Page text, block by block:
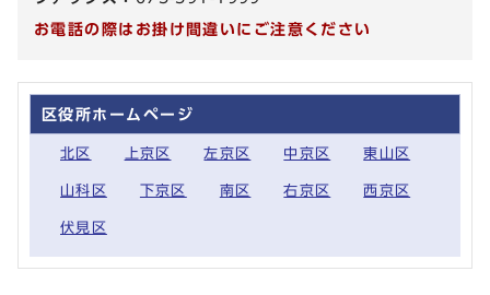
お電話の際はお掛け間違いにご注意ください
区役所ホームページ
北区 上京区 左京区 中京区 東山区
山科区 下京区 南区 右京区 西京区
伏見区